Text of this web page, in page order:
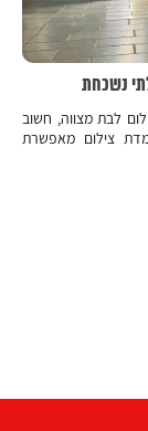
נשכחת
לבת מצווה, חשוב
צילום מאפשרת